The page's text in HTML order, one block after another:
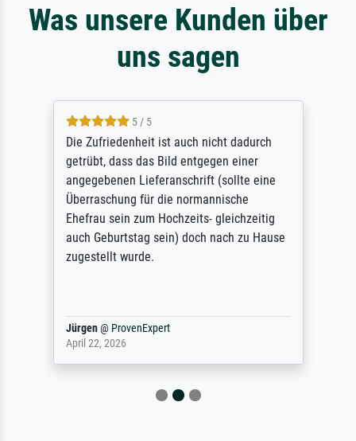
Was unsere Kunden über
uns sagen
5 / 5
Die Zufriedenheit ist auch nicht dadurch
getrübt, dass das Bild entgegen einer
angegebenen Lieferanschrift (sollte eine
Überraschung für die normannische
Ehefrau sein zum Hochzeits- gleichzeitig
auch Geburtstag sein) doch nach zu Hause
zugestellt wurde.
Jürgen@ ProvenExpert
April 22, 2026